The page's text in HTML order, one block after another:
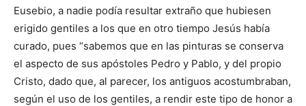
Eusebio, a nadie podía resultar extraño que hubiesen
erigido gentiles a los que en otro tiempo Jesús había
curado, pues “sabemos que en las pinturas se conserva
el aspecto de sus apóstoles Pedro y Pablo, y del propio
Cristo, dado que, al parecer, los antiguos acostumbraban,
según el uso de los gentiles, a rendir este tipo de honor a